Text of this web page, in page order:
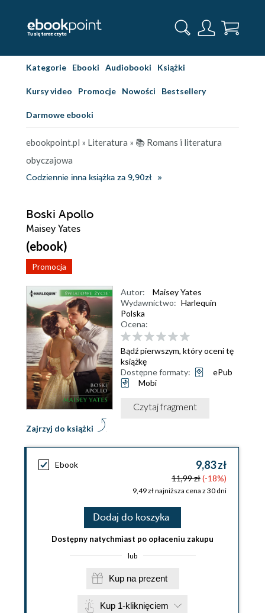
Kategorie Ebooki Audiobooki Książki
Kursy video Promocje Nowości Bestsellery
Darmowe ebooki
ebookpoint.pl » Literatura » 📚 Romans i literatura
obyczajowa
Codziennie inna książka za 9,90zł
Boski Apollo
Maisey Yates
(ebook)
Promocja
Zajrzyj do książki
Autor:
Maisey Yates
Wydawnictwo: Harlequin
Polska
Ocena:
Bądź pierwszym, który oceni tę
książkę
Dostępne formaty:
ePub
Mobi
Czytaj fragment
Ebook 9,83 zł
11,99 zł(-18%)
9,49 zł najniższa cena z 30 dni
Dodaj do koszyka
Dostępny natychmiast po opłaceniu zakupu
lub
Kup na prezent
Kup 1-kliknięciem